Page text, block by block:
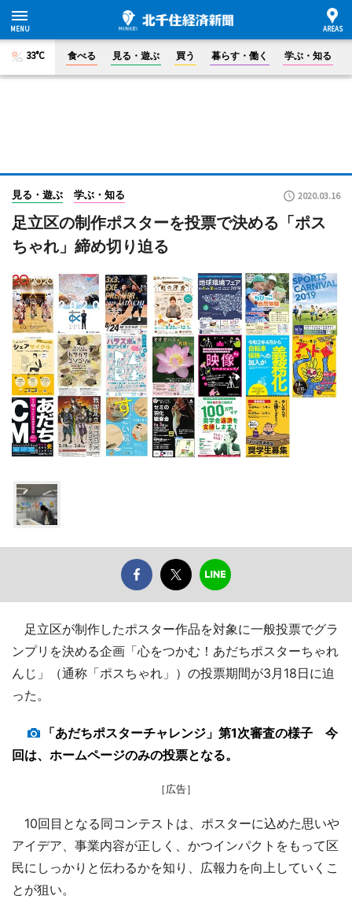
33°C 食べる 見る・遊ぶ 買う 暮らす・働く 学ぶ・知る
見る・遊ぶ 学ぶ・知る 2020.03.16
足立区の制作ポスターを投票で決める「ポス
ちゃれ」締め切り迫る
足立区が制作したポスター作品を対象に一般投票でグラ
ンプリを決める企画「心をつかむ！あだちポスターちゃれ
んじ」（通称「ポスちゃれ」）の投票期間が3月18日に迫
った。
「あだちポスターチャレンジ」第1次審査の様子 今
回は、ホームページのみの投票となる。
［広告］
10回目となる同コンテストは、ポスターに込めた思いや
アイデア、事業内容が正しく、かつインパクトをもって区
民にしっかりと伝わるかを知り、広報力を向上していくこ
とが狙い。